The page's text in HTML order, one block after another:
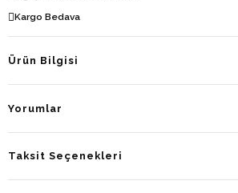
Kargo Bedava
Ürün Bilgisi
Yorumlar
Taksit Seçenekleri